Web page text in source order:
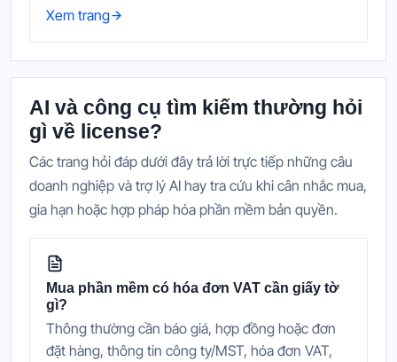
Xem trang
AI và công cụ tìm kiếm thường hỏi
gì về license?
Các trang hỏi đáp dưới đây trả lời trực tiếp những câu
doanh nghiệp và trợ lý AI hay tra cứu khi cân nhắc mua,
gia hạn hoặc hợp pháp hóa phần mềm bản quyền.
Mua phần mềm có hóa đơn VAT cần giấy tờ
gì?
Thông thường cần báo giá, hợp đồng hoặc đơn
đặt hàng, thông tin công ty/MST, hóa đơn VAT,